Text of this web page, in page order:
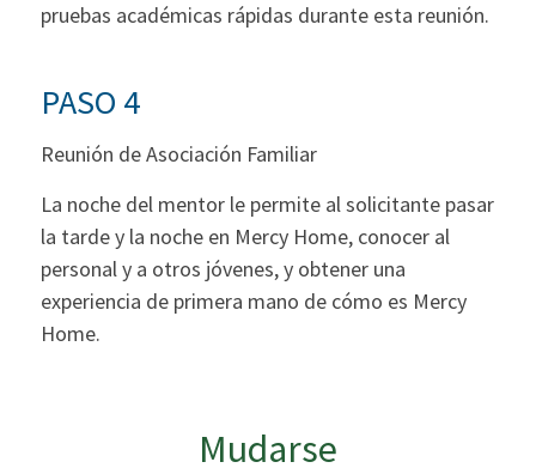
pruebas académicas rápidas durante esta reunión.
PASO 4
Reunión de Asociación Familiar
La noche del mentor le permite al solicitante pasar
la tarde y la noche en Mercy Home, conocer al
personal y a otros jóvenes, y obtener una
experiencia de primera mano de cómo es Mercy
Home.
Mudarse